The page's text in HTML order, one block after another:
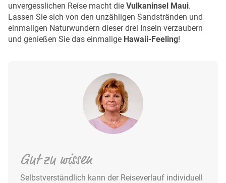
unvergesslichen Reise macht die Vulkaninsel Maui.
Lassen Sie sich von den unzähligen Sandstränden und
einmaligen Naturwundern dieser drei Inseln verzaubern
und genießen Sie das einmalige Hawaii-Feeling!
Gut zu wissen
Selbstverständlich kann der Reiseverlauf individuell